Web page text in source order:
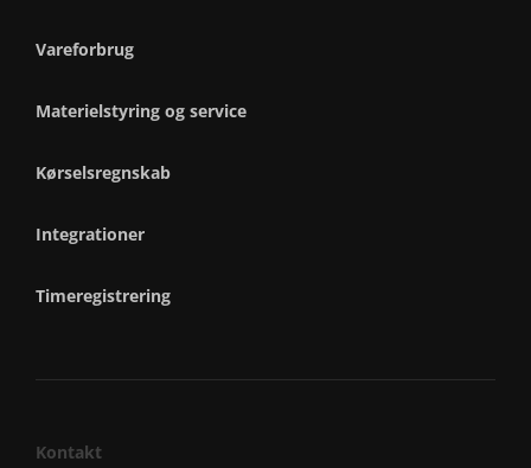
Vareforbrug
Materielstyring og service
Kørselsregnskab
Integrationer
Timeregistrering
Kontakt